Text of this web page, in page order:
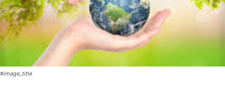
#image_title